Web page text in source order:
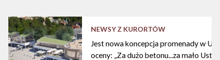
NEWSY Z KURORTÓW
Jest nowa koncepcja promenady w
oceny: „Za dużo betonu...za mało